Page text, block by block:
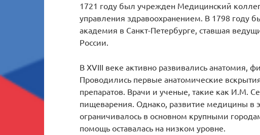
1721 году был учрежден Медицинский
управления здравоохранением. В 1798 году
академия в Санкт-Петербурге, ставшая
России.
В XVIII веке активно развивались анатомия,
Проводились первые анатомические
препаратов. Врачи и ученые, такие как И.М.
пищеварения. Однако, развитие медицины в
ограничивалось в основном крупными
помощь оставалась на низком уровне.